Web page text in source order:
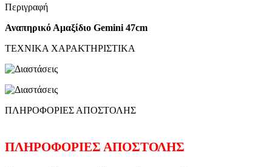
Περιγραφή
Αναπηρικό Αμαξίδιο Gemini 47cm
ΤΕΧΝΙΚΑ ΧΑΡΑΚΤΗΡΙΣΤΙΚΑ
ΠΛΗΡΟΦΟΡΙΕΣ ΑΠΟΣΤΟΛΗΣ
ΠΛΗΡΟΦΟΡΙΕΣ ΑΠΟΣΤΟΛΗΣ